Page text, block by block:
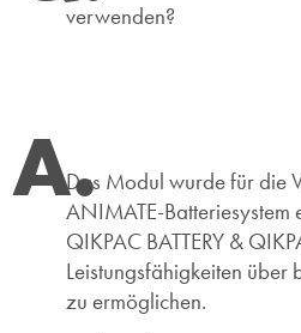
verwenden?
A.Das Modul wurde für die
ANIMATE-Batteriesystem
QIKPAC BATTERY &
Leistungsfähigkeiten über
zu ermöglichen.